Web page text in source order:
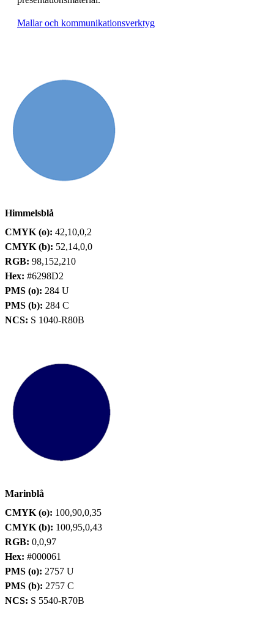
Mallar och kommunikationsverktyg
Himmelsblå
CMYK (o): 42,10,0,2
CMYK (b): 52,14,0,0
RGB: 98,152,210
Hex: #6298D2
PMS (o): 284 U
PMS (b): 284 C
NCS: S 1040-R80B
Marinblå
CMYK (o): 100,90,0,35
CMYK (b): 100,95,0,43
RGB: 0,0,97
Hex: #000061
PMS (o): 2757 U
PMS (b): 2757 C
NCS: S 5540-R70B